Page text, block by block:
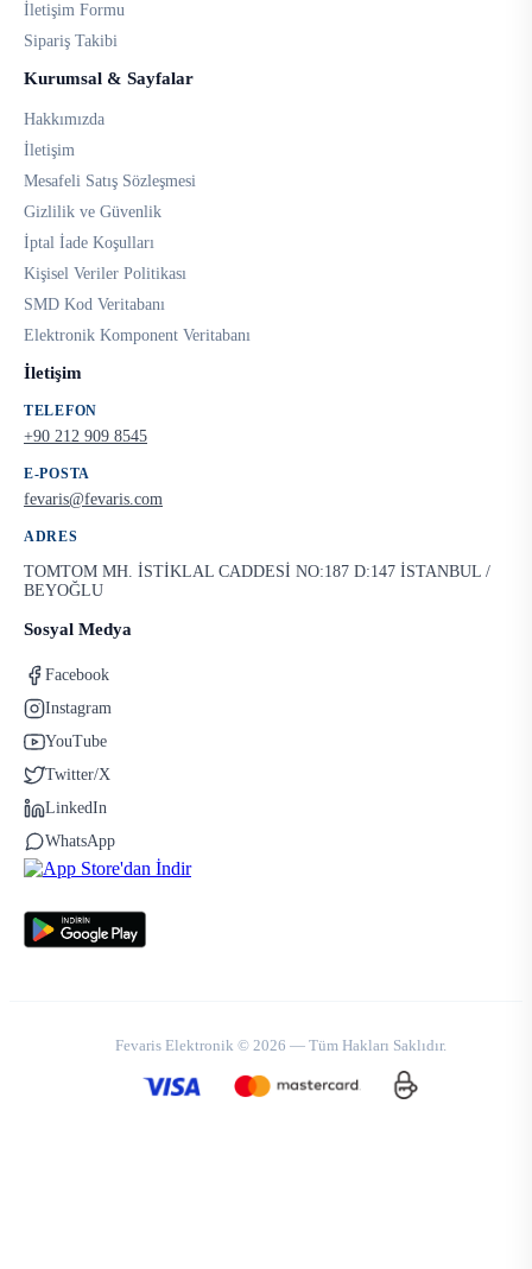
İletişim Formu
Sipariş Takibi
Kurumsal & Sayfalar
Hakkımızda
İletişim
Mesafeli Satış Sözleşmesi
Gizlilik ve Güvenlik
İptal İade Koşulları
Kişisel Veriler Politikası
SMD Kod Veritabanı
Elektronik Komponent Veritabanı
İletişim
TELEFON
+90 212 909 8545
E-POSTA
fevaris@fevaris.com
ADRES
TOMTOM MH. İSTİKLAL CADDESİ NO:187 D:147 İSTANBUL /
BEYOĞLU
Sosyal Medya
Facebook
Instagram
YouTube
Twitter/X
LinkedIn
WhatsApp
Fevaris Elektronik © 2026 — Tüm Hakları Saklıdır.